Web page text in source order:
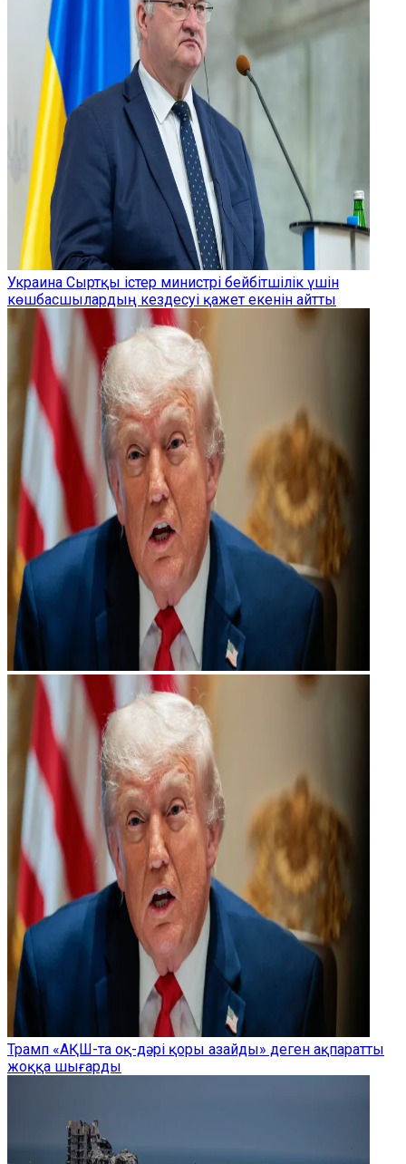
Украина Сыртқы істер министрі бейбітшілік үшін
көшбасшылардың кездесуі қажет екенін айтты
Трамп «АҚШ-та оқ-дәрі қоры азайды» деген ақпаратты
жоққа шығарды